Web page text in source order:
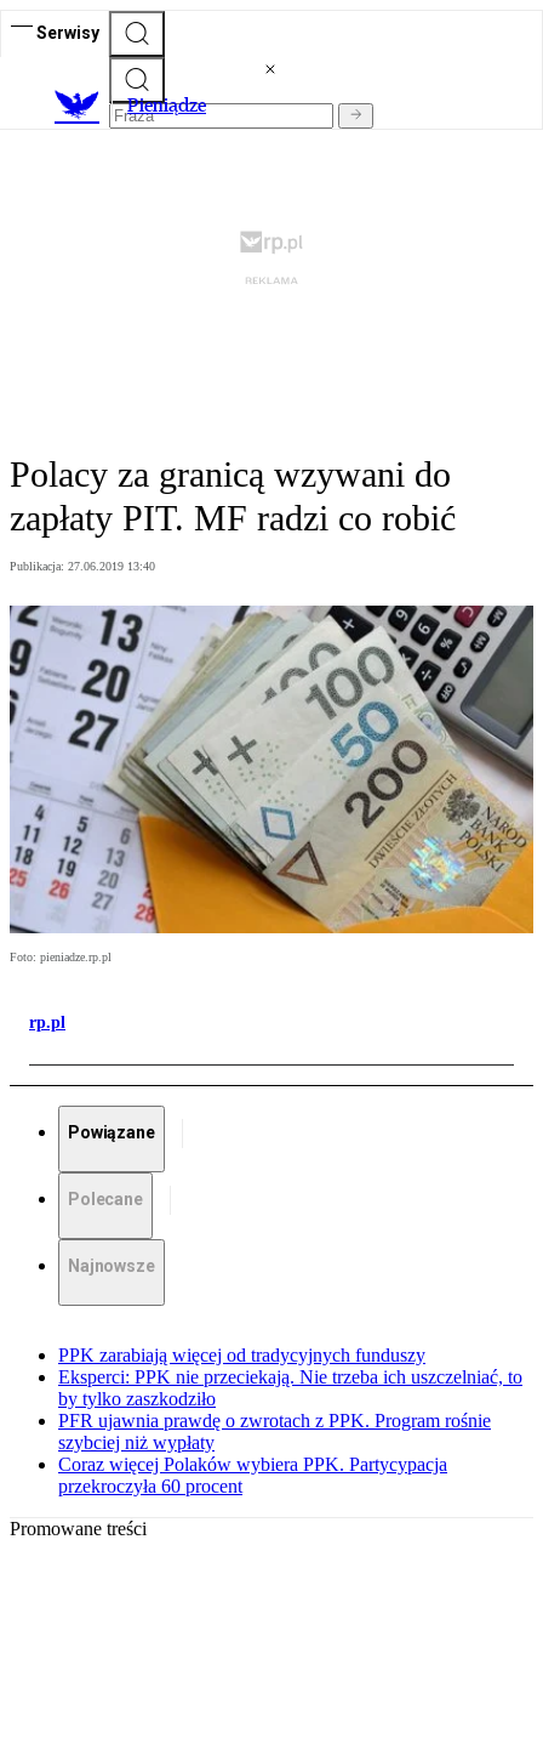
Serwisy
Pieniądze
Polacy za granicą wzywani do
zapłaty PIT. MF radzi co robić
Publikacja: 27.06.2019 13:40
Foto: pieniadze.rp.pl
rp.pl
Powiązane
Polecane
Najnowsze
PPK zarabiają więcej od tradycyjnych funduszy
Eksperci: PPK nie przeciekają. Nie trzeba ich uszczelniać, to
by tylko zaszkodziło
PFR ujawnia prawdę o zwrotach z PPK. Program rośnie
szybciej niż wypłaty
Coraz więcej Polaków wybiera PPK. Partycypacja
przekroczyła 60 procent
Promowane treści